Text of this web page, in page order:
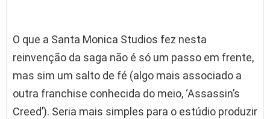
O que a Santa Monica Studios fez nesta
reinvenção da saga não é só um passo em frente,
mas sim um salto de fé (algo mais associado a
outra franchise conhecida do meio, ‘Assassin’s
Creed’). Seria mais simples para o estúdio produzir